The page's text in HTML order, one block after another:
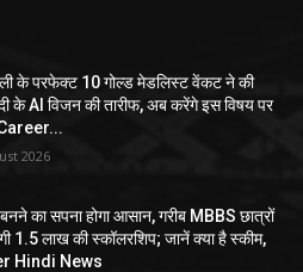
के परफेक्ट 10 गोल्ड मेडलिस्ट वेंकट ने की
के AI विजन की तारीफ, अब करेंगे इस विषय पर
Career...
2026
का सपना होगा आसान, गरीब MBBS छात्रों
1.5 लाख की स्कॉलरशिप; जानें क्या है स्कीम,
Hindi News